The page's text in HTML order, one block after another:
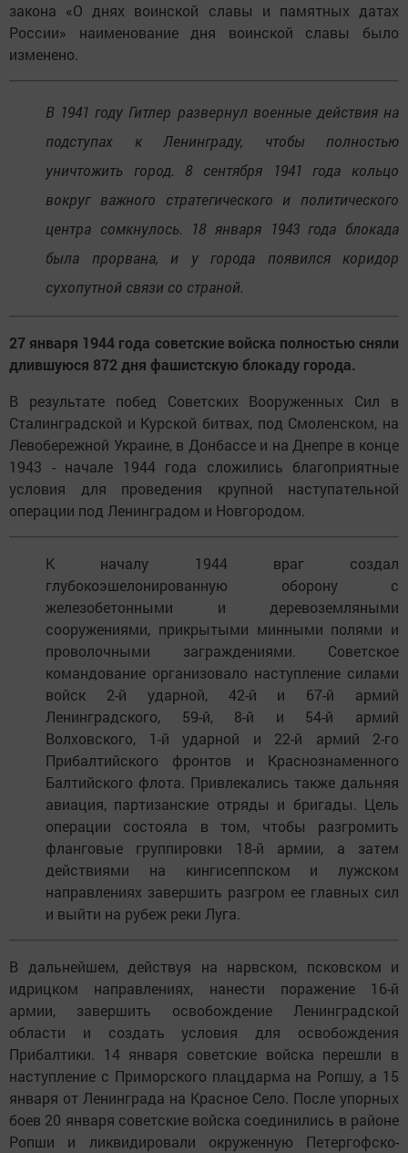
закона «О днях воинской славы и памятных датах
России» наименование дня воинской славы было
изменено.
В 1941 году Гитлер развернул военные действия на
подступах к Ленинграду, чтобы полностью
уничтожить город. 8 сентября 1941 года кольцо
вокруг важного стратегического и политического
центра сомкнулось. 18 января 1943 года блокада
была прорвана, и у города появился коридор
сухопутной связи со страной.
27 января 1944 года советские войска полностью сняли
длившуюся 872 дня фашистскую блокаду города.
В результате побед Советских Вооруженных Сил в
Сталинградской и Курской битвах, под Смоленском, на
Левобережной Украине, в Донбассе и на Днепре в конце
1943 - начале 1944 года сложились благоприятные
условия для проведения крупной наступательной
операции под Ленинградом и Новгородом.
К началу 1944 враг создал
глубокоэшелонированную оборону с
железобетонными и деревоземляными
сооружениями, прикрытыми минными полями и
проволочными заграждениями. Советское
командование организовало наступление силами
войск 2-й ударной, 42-й и 67-й армий
Ленинградского, 59-й, 8-й и 54-й армий
Волховского, 1-й ударной и 22-й армий 2-го
Прибалтийского фронтов и Краснознаменного
Балтийского флота. Привлекались также дальняя
авиация, партизанские отряды и бригады. Цель
операции состояла в том, чтобы разгромить
фланговые группировки 18-й армии, а затем
действиями на кингисеппском и лужском
направлениях завершить разгром ее главных сил
и выйти на рубеж реки Луга.
В дальнейшем, действуя на нарвском, псковском и
идрицком направлениях, нанести поражение 16-й
армии, завершить освобождение Ленинградской
области и создать условия для освобождения
Прибалтики. 14 января советские войска перешли в
наступление с Приморского плацдарма на Ропшу, а 15
января от Ленинграда на Красное Село. После упорных
боев 20 января советские войска соединились в районе
Ропши и ликвидировали окруженную Петергофско-